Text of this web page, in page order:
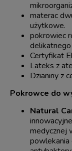
materac
użytkowe.
pokrowiec
Certyfikat
Lateks z
Dzianiny z
Pokrowce do
Natural
medycznej
powlekania